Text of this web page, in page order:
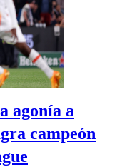
agonía a
campeón